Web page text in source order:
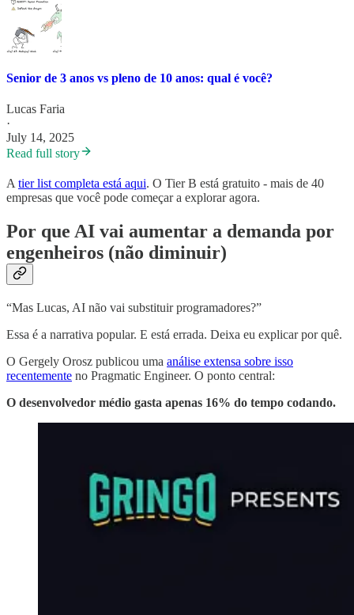
Senior de 3 anos vs pleno de 10 anos: qual é você?
Lucas Faria
·
July 14, 2025
Read full story
A tier list completa está aqui. O Tier B está gratuito - mais de 40
empresas que você pode começar a explorar agora.
Por que AI vai aumentar a demanda por
engenheiros (não diminuir)
“Mas Lucas, AI não vai substituir programadores?”
Essa é a narrativa popular. E está errada. Deixa eu explicar por quê.
O Gergely Orosz publicou uma análise extensa sobre isso
recentemente no Pragmatic Engineer. O ponto central:
O desenvolvedor médio gasta apenas 16% do tempo codando.